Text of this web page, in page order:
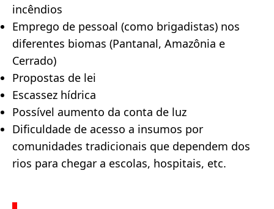
incêndios
Emprego de pessoal (como brigadistas) nos
diferentes biomas (Pantanal, Amazônia e
Cerrado)
Propostas de lei
Escassez hídrica
Possível aumento da conta de luz
Dificuldade de acesso a insumos por
comunidades tradicionais que dependem dos
rios para chegar a escolas, hospitais, etc.